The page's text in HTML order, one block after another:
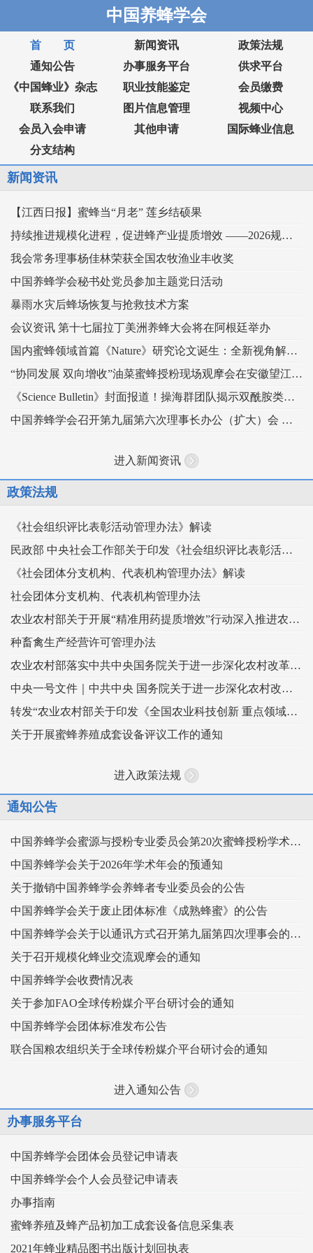
中国养蜂学会
首 页 新闻资讯
政策法规
通知公告
办事服务平台
供求平台
《中国蜂业》杂志
职业技能鉴定
会员缴费
联系我们
图片信息管理
视频中心
会员入会申请
其他申请
国际蜂业信息
分支结构
新闻资讯
【江西日报】蜜蜂当“月老” 莲乡结硕果
持续推进规模化进程，促进蜂产业提质增效 ——2026规模化蜂业交流观摩会在新疆举行
我会常务理事杨佳林荣获全国农牧渔业丰收奖
中国养蜂学会秘书处党员参加主题党日活动
暴雨水灾后蜂场恢复与抢救技术方案
会议资讯 第十七届拉丁美洲养蜂大会将在阿根廷举办
国内蜜蜂领域首篇《Nature》研究论文诞生：全新视角解读蜂王发育的“建筑密码”
“协同发展 双向增收”油菜蜜蜂授粉现场观摩会在安徽望江举办
《Science Bulletin》封面报道！操海群团队揭示双酰胺类杀虫剂影响蜜蜂蜂王生殖
中国养蜂学会召开第九届第六次理事长办公（扩大）会 锚定“十五五” 谋划蜂业高质量发展
进入新闻资讯
政策法规
《社会组织评比表彰活动管理办法》解读
民政部 中央社会工作部关于印发《社会组织评比表彰活动管理办法》的通知
《社会团体分支机构、代表机构管理办法》解读
社会团体分支机构、代表机构管理办法
农业农村部关于开展“精准用药提质增效”行动深入推进农药科学安全使用工作的指导意见
种畜禽生产经营许可管理办法
农业农村部落实中共中央国务院关于进一步深化农村改革扎实推进乡村全面振兴 工作部署的实施意见
中央一号文件｜中共中央 国务院关于进一步深化农村改革 扎实推进乡村全面振兴的意见
转发“农业农村部关于印发《全国农业科技创新 重点领域（2024–2028年）》的通知”
关于开展蜜蜂养殖成套设备评议工作的通知
进入政策法规
通知公告
中国养蜂学会蜜源与授粉专业委员会第20次蜜蜂授粉学术交流会暨向日葵授粉现场观摩会通知 （第二轮）
中国养蜂学会关于2026年学术年会的预通知
关于撤销中国养蜂学会养蜂者专业委员会的公告
中国养蜂学会关于废止团体标准《成熟蜂蜜》的公告
中国养蜂学会关于以通讯方式召开第九届第四次理事会的通知
关于召开规模化蜂业交流观摩会的通知
中国养蜂学会收费情况表
关于参加FAO全球传粉媒介平台研讨会的通知
中国养蜂学会团体标准发布公告
联合国粮农组织关于全球传粉媒介平台研讨会的通知
进入通知公告
办事服务平台
中国养蜂学会团体会员登记申请表
中国养蜂学会个人会员登记申请表
办事指南
蜜蜂养殖及蜂产品初加工成套设备信息采集表
2021年蜂业精品图书出版计划回执表